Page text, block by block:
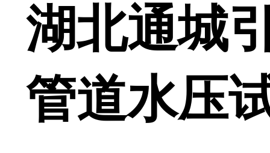
湖北通城
管道水压